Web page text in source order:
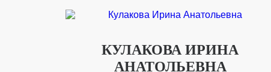
КУЛАКОВА ИРИНА
АНАТОЛЬЕВНА